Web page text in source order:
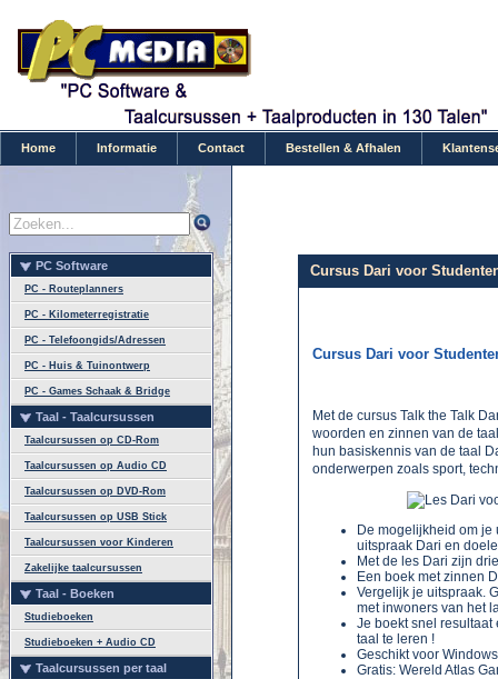
Home Informatie Contact Bestellen & Afhalen
PC Software
PC - Routeplanners
PC - Kilometerregistratie
PC - Telefoongids/Adressen
PC - Huis & Tuinontwerp
PC - Games Schaak & Bridge
Taal - Taalcursussen
Taalcursussen op CD-Rom
Taalcursussen op Audio CD
Taalcursussen op DVD-Rom
Taalcursussen op USB Stick
Taalcursussen voor Kinderen
Zakelijke taalcursussen
Taal - Boeken
Studieboeken
Studieboeken + Audio CD
Taalcursussen per taal
Cursus Dari voor
Cursus Dari voor
Met de cursus Talk the Talk
woorden en zinnen van de
hun basiskennis van de taal
onderwerpen zoals sport,
De mogelijkheid om je
uitspraak Dari en
Met de les Dari zijn
Een boek met zinnen
Vergelijk je uitspraak.
met inwoners van het
Je boekt snel resultaat
taal te leren !
Geschikt voor
Gratis: Wereld Atlas